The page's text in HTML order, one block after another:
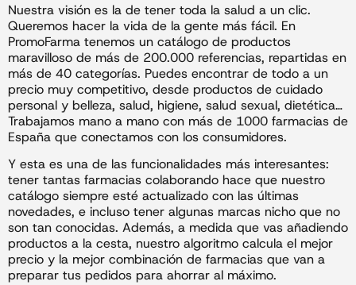
Nuestra visión es la de tener toda la salud a un clic.
Queremos hacer la vida de la gente más fácil. En
PromoFarma tenemos un catálogo de productos
maravilloso de más de 200.000 referencias, repartidas en
más de 40 categorías. Puedes encontrar de todo a un
precio muy competitivo, desde productos de cuidado
personal y belleza, salud, higiene, salud sexual, dietética…
Trabajamos mano a mano con más de 1000 farmacias de
España que conectamos con los consumidores.
Y esta es una de las funcionalidades más interesantes:
tener tantas farmacias colaborando hace que nuestro
catálogo siempre esté actualizado con las últimas
novedades, e incluso tener algunas marcas nicho que no
son tan conocidas. Además, a medida que vas añadiendo
productos a la cesta, nuestro algoritmo calcula el mejor
precio y la mejor combinación de farmacias que van a
preparar tus pedidos para ahorrar al máximo.